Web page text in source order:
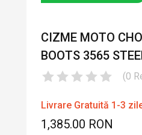
CIZME MOTO
BOOTS 3565
(0
Livrare Gratuită 1-3
1,385.00 RON